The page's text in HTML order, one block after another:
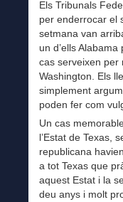
Els Tribunals
per enderrocar el
setmana van
un d’ells
cas serveixen per
Washington. Els
simplement
poden fer com
Un cas
l’Estat de Texas,
republicana
a tot Texas que
aquest Estat i la
deu anys i molt